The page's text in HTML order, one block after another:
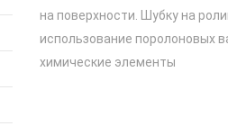
на поверхности. Шубку на
использование поролоновых
химические элементы